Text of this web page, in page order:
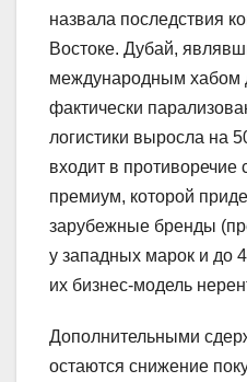
назвала последствия
Востоке. Дубай,
международным хабом
фактически
логистики выросла на
входит в противоречие
премиум, которой
зарубежные бренды
у западных марок и до
их бизнес-модель
Дополнительными
остаются снижение